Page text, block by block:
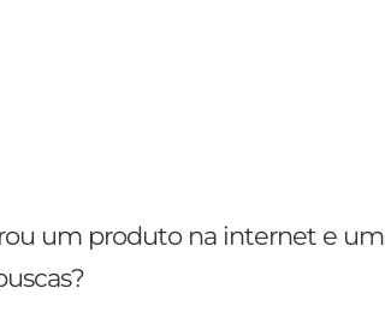
um produto na internet e